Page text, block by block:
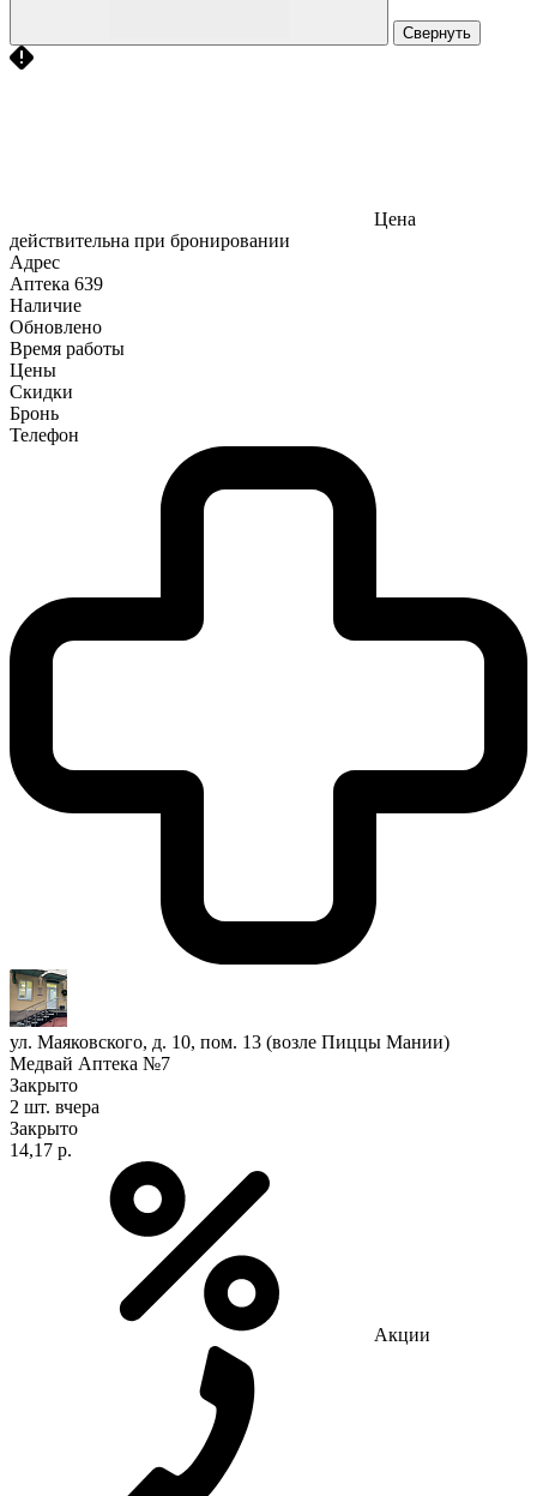
Свернуть
Цена
действительна при бронировании
Адрес
Аптека 639
Наличие
Обновлено
Время работы
Цены
Скидки
Бронь
Телефон
ул. Маяковского, д. 10, пом. 13 (возле Пиццы Мании)
Медвай Аптека №7
Закрыто
2 шт. вчера
Закрыто
14,17 р.
Акции